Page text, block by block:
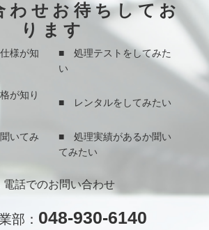
わせお待ちしてお
ります
様が知
■ 処理テストをしてみた
い
が知り
■ レンタルをしてみたい
いてみ
■ 処理実績があるか聞い
てみたい
電話でのお問い合わせ
部： 048-930-6140